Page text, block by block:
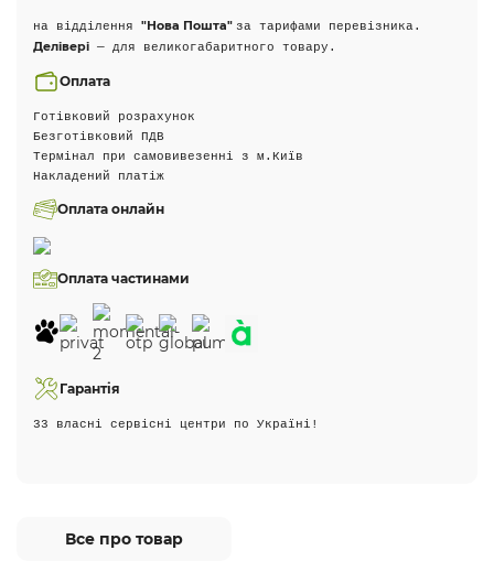
на відділення "Нова Пошта" за тарифами перевізника.
Делівері — для великогабаритного товару.
Оплата
Готівковий розрахунок
Безготівковий ПДВ
Термінал при самовивезенні з м.Київ
Накладений платіж
Оплата онлайн
Оплата частинами
Гарантія
33 власні сервісні центри по Україні!
Все про товар